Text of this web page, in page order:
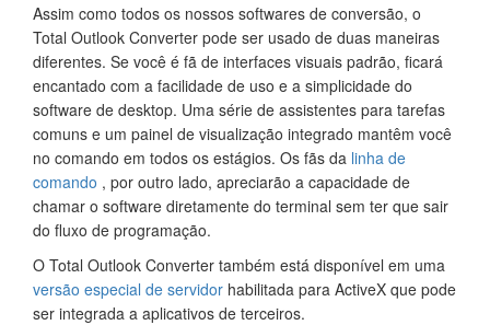
Assim como todos os nossos softwares de conversão, o
Total Outlook Converter pode ser usado de duas maneiras
diferentes. Se você é fã de interfaces visuais padrão, ficará
encantado com a facilidade de uso e a simplicidade do
software de desktop. Uma série de assistentes para tarefas
comuns e um painel de visualização integrado mantêm você
no comando em todos os estágios. Os fãs da linha de
comando , por outro lado, apreciarão a capacidade de
chamar o software diretamente do terminal sem ter que sair
do fluxo de programação.
O Total Outlook Converter também está disponível em uma
versão especial de servidor habilitada para ActiveX que pode
ser integrada a aplicativos de terceiros.